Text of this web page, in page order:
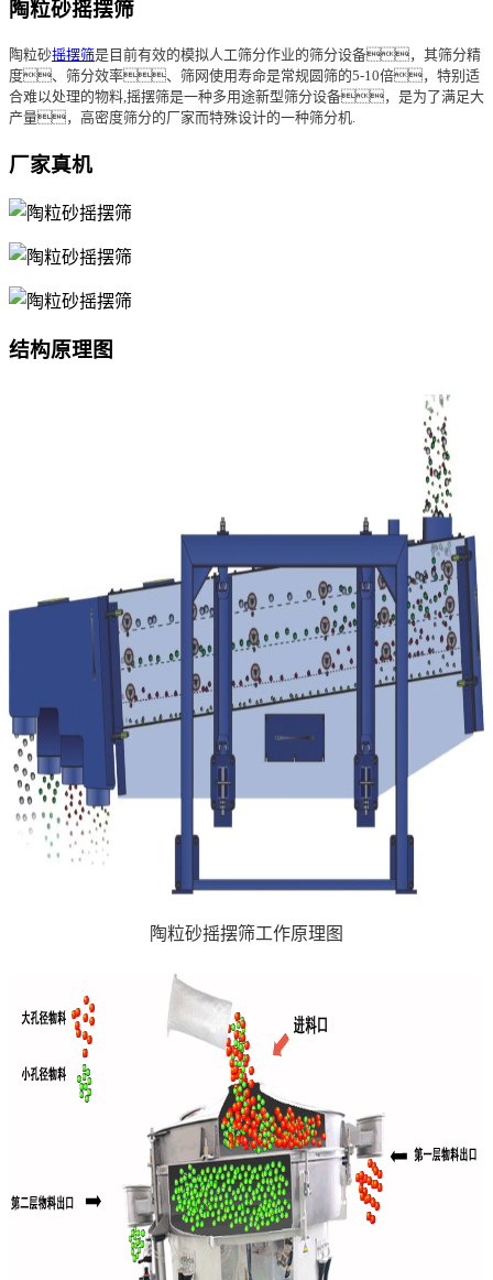
陶粒砂摇摆筛
陶粒砂摇摆筛是目前有效的模拟人工筛分作业的筛分设备，其筛分精
度、筛分效率、筛网使用寿命是常规圆筛的5-10倍，特别适
合难以处理的物料,摇摆筛是一种多用途新型筛分设备，是为了满足大
产量，高密度筛分的厂家而特殊设计的一种筛分机.
厂家真机
结构原理图
陶粒砂摇摆筛工作原理图